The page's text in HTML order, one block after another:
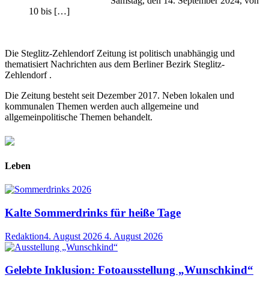
10 bis […]
Die Steglitz-Zehlendorf Zeitung ist politisch unabhängig und
thematisiert Nachrichten aus dem Berliner Bezirk Steglitz-
Zehlendorf .
Die Zeitung besteht seit Dezember 2017. Neben lokalen und
kommunalen Themen werden auch allgemeine und
allgemeinpolitische Themen behandelt.
Leben
Kalte Sommerdrinks für heiße Tage
Redaktion4. August 2026 4. August 2026
Gelebte Inklusion: Fotoausstellung „Wunschkind“